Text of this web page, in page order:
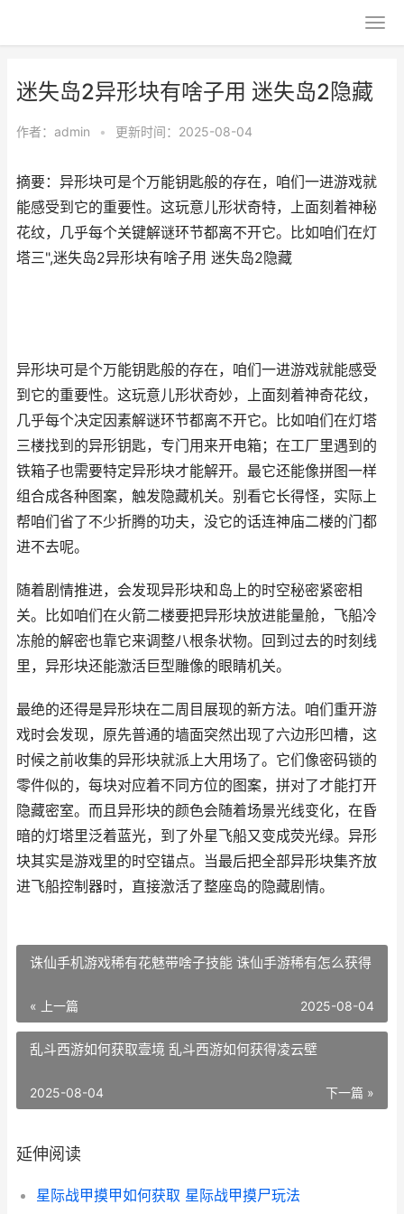
迷失岛2异形块有啥子用 迷失岛2隐藏
作者： admin • 更新时间：2025-08-04
摘要：异形块可是个万能钥匙般的存在，咱们一进游戏就
能感受到它的重要性。这玩意儿形状奇特，上面刻着神秘
花纹，几乎每个关键解谜环节都离不开它。比如咱们在灯
塔三",迷失岛2异形块有啥子用 迷失岛2隐藏
异形块可是个万能钥匙般的存在，咱们一进游戏就能感受
到它的重要性。这玩意儿形状奇妙，上面刻着神奇花纹，
几乎每个决定因素解谜环节都离不开它。比如咱们在灯塔
三楼找到的异形钥匙，专门用来开电箱；在工厂里遇到的
铁箱子也需要特定异形块才能解开。最它还能像拼图一样
组合成各种图案，触发隐藏机关。别看它长得怪，实际上
帮咱们省了不少折腾的功夫，没它的话连神庙二楼的门都
进不去呢。
随着剧情推进，会发现异形块和岛上的时空秘密紧密相
关。比如咱们在火箭二楼要把异形块放进能量舱，飞船冷
冻舱的解密也靠它来调整八根条状物。回到过去的时刻线
里，异形块还能激活巨型雕像的眼睛机关。
最绝的还得是异形块在二周目展现的新方法。咱们重开游
戏时会发现，原先普通的墙面突然出现了六边形凹槽，这
时候之前收集的异形块就派上大用场了。它们像密码锁的
零件似的，每块对应着不同方位的图案，拼对了才能打开
隐藏密室。而且异形块的颜色会随着场景光线变化，在昏
暗的灯塔里泛着蓝光，到了外星飞船又变成荧光绿。异形
块其实是游戏里的时空锚点。当最后把全部异形块集齐放
进飞船控制器时，直接激活了整座岛的隐藏剧情。
诛仙手机游戏稀有花魅带啥子技能 诛仙手游稀有怎么获得
« 上一篇 2025-08-04
乱斗西游如何获取壹境 乱斗西游如何获得凌云壁
下一篇 »
2025-08-04
延伸阅读
星际战甲摸甲如何获取 星际战甲摸尸玩法